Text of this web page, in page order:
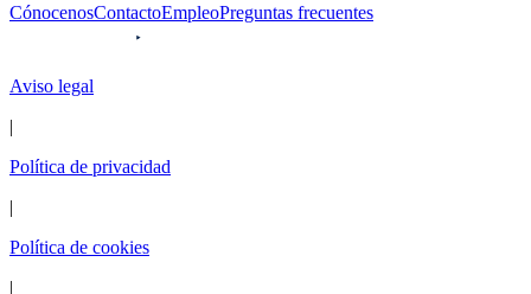
CónocenosContactoEmpleoPreguntas frecuentes
Aviso legal
|
Política de privacidad
|
Política de cookies
|